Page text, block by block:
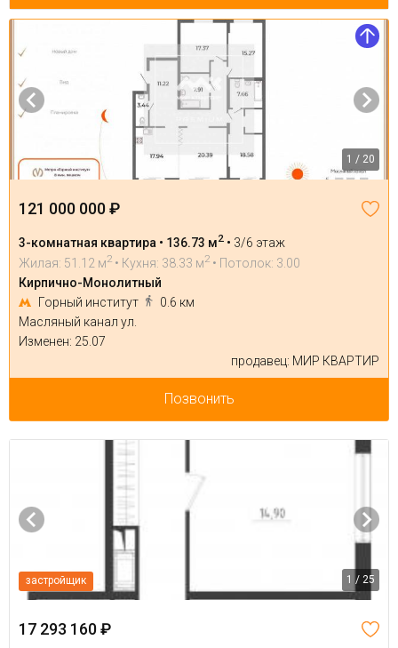
1 / 20
121 000 000 ₽
3-комнатная квартира • 136.73 м2 • 3/6 этаж
Жилая: 51.12 м2 • Кухня: 38.33 м2 • Потолок: 3.00
Кирпично-Монолитный
Горный институт
0.6 км
Масляный канал ул.
Изменен: 25.07
продавец: МИР КВАРТИР
Позвонить
застройщик 1 / 25
17 293 160 ₽